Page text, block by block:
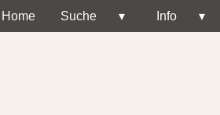
Home Suche ▾ Info ▾